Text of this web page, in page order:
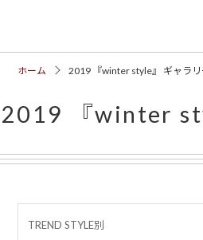
ホーム 2019 『winter style』 ギャラリ
2019 『winter
TREND STYLE別